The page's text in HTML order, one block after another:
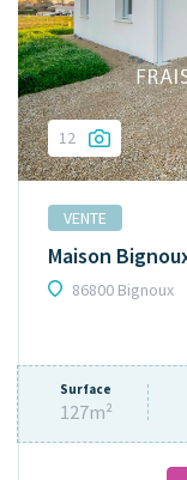
12
VENTE
Maison
86800 Bignoux
Surface
127m²